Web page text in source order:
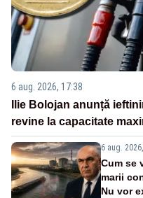
6 aug. 2026, 17:38
Ilie Bolojan anunță
revine la capacitate
6 aug.
Cum se
marii
Nu vor